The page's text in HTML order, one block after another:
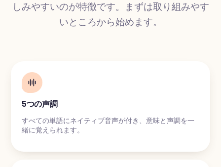
しみやすいのが特徴です。まずは取り組みやす
いところから始めます。
5つの声調
すべての単語にネイティブ音声が付き、意味と声調を一
緒に覚えられます。